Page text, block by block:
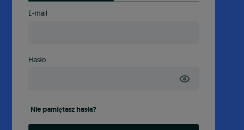
E-mail
Hasło
Nie pamiętasz hasła?